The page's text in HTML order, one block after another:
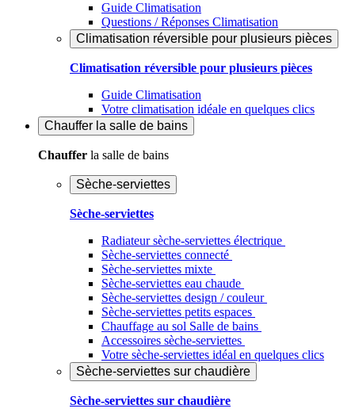
Guide Climatisation
Questions / Réponses Climatisation
Climatisation réversible pour plusieurs pièces
Climatisation réversible pour plusieurs pièces
Guide Climatisation
Votre climatisation idéale en quelques clics
Chauffer la salle de bains
Chauffer la salle de bains
Sèche-serviettes
Sèche-serviettes
Radiateur sèche-serviettes électrique
Sèche-serviettes connecté
Sèche-serviettes mixte
Sèche-serviettes eau chaude
Sèche-serviettes design / couleur
Sèche-serviettes petits espaces
Chauffage au sol Salle de bains
Accessoires sèche-serviettes
Votre sèche-serviettes idéal en quelques clics
Sèche-serviettes sur chaudière
Sèche-serviettes sur chaudière